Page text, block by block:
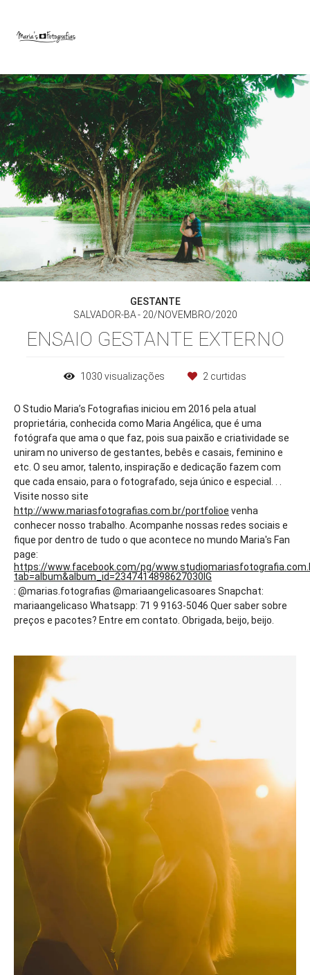
GESTANTE
SALVADOR-BA
20/NOVEMBRO/2020
ENSAIO GESTANTE EXTERNO
1030 visualizações 2 curtidas
O Studio Maria’s Fotografias iniciou em 2016 pela atual
proprietária, conhecida como Maria Angélica, que é uma
fotógrafa que ama o que faz, pois sua paixão e criatividade se
uniram no universo de gestantes, bebês e casais, feminino e
etc. O seu amor, talento, inspiração e dedicação fazem com
que cada ensaio, para o fotografado, seja único e especial. . .
Visite nosso site
http://www.mariasfotografias.com.br/portfolioe venha
conhecer nosso trabalho. Acompanhe nossas redes sociais e
fique por dentro de tudo o que acontece no mundo Maria's Fan
page:
https://www.facebook.com/pg/
tab=album&album_id=2347414898627030IG
: @marias.fotografias @mariaangelicasoares Snapchat:
mariaangelicaso Whatsapp: 71 9 9163-5046 Quer saber sobre
preços e pacotes? Entre em contato. Obrigada, beijo, beijo.